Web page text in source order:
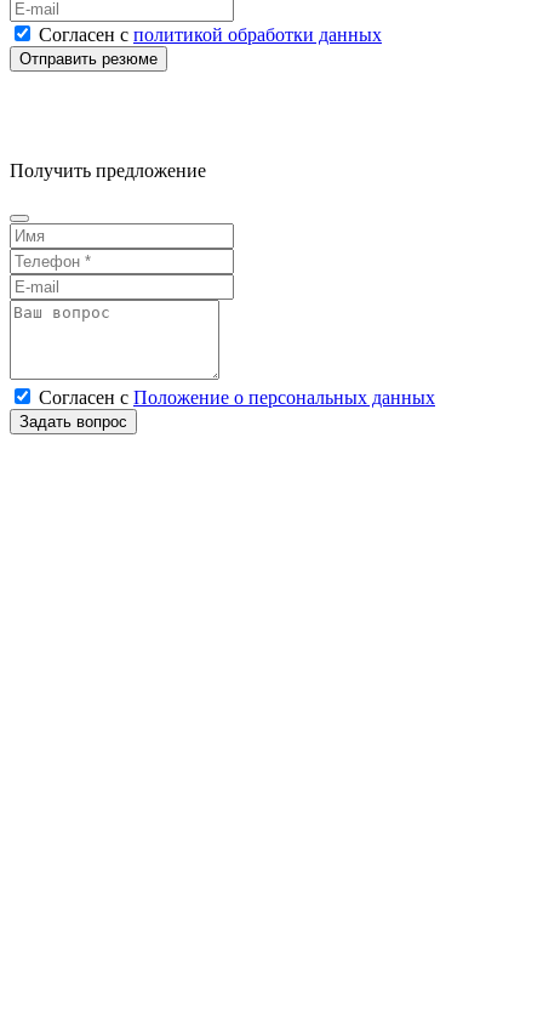
Согласен с политикой обработки данных
Получить предложение
Согласен с Положение о персональных данных